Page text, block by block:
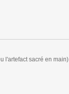
l'artefact sacré en